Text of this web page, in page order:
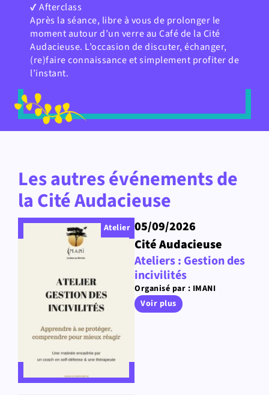
✔ Afterclass
Après la séance, libre à vous de prolonger le
moment autour d’un verre au Café de la Cité
Audacieuse. L’occasion de discuter, échanger,
(re)faire connaissance et simplement profiter de
l’instant.
Les autres événements de
la Cité Audacieuse
Atelier 05/09/2026
Cité Audacieuse
Ateliers : Gestion des
incivilités
Organisé par : IMANI
Voir plus